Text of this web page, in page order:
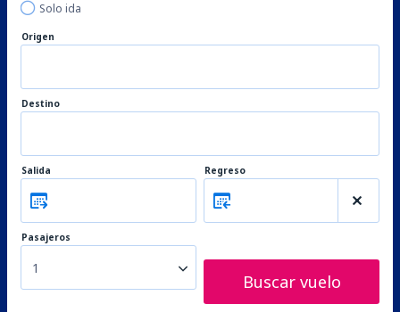
Solo ida
Origen
Destino
Salida Regreso
Pasajeros
1
Buscar vuelo